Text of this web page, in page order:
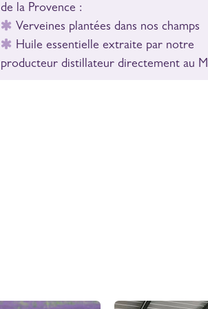
de la Provence :
Verveines plantées dans nos champs
Huile essentielle extraite par notre
producteur distillateur directement au